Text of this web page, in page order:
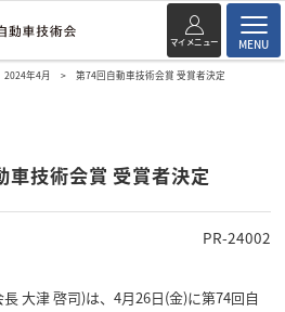
マイメニュー MENU
2024年4月 第74回自動車技術会賞 受賞者決定
車技術会賞 受賞者決定
PR-24002
大津 啓司)は、4月26日(金)に第74回自